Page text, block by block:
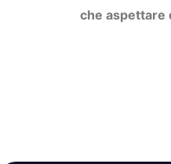
che aspettare